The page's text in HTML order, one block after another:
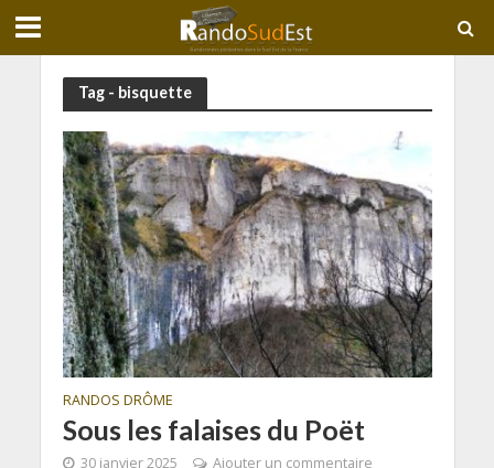
Tag - bisquette
RANDOS DRÔME
Sous les falaises du Poët
30 janvier 2025 Ajouter un commentaire